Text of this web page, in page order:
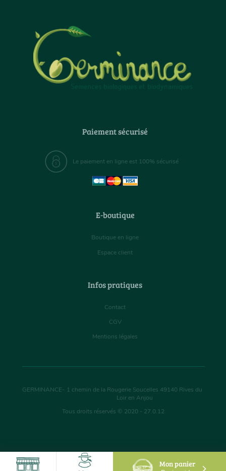
Mon panier
Paiement sécurisé
Le paiement en ligne est 100% sécurisé
E-boutique
Boutique en ligne
Espace client
Infos pratiques
Contact
CGV
Mentions légales
GERMINANCE- 1 chemin de la Rougerie Soucelles 49140 Rives du
Loir en Anjou
Tous droits réservés © 2020 - 27.0.12